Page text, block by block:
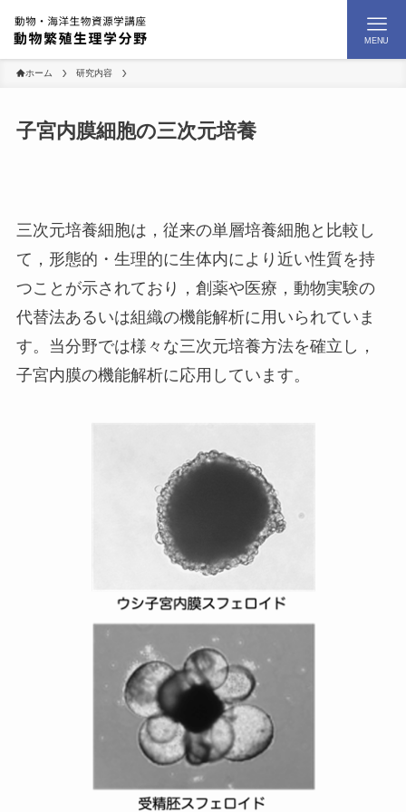
MENU
ホーム 研究内容
子宮内膜細胞の三次元培養
三次元培養細胞は，従来の単層培養細胞と比較し
て，形態的・生理的に生体内により近い性質を持
つことが示されており，創薬や医療，動物実験の
代替法あるいは組織の機能解析に用いられていま
す。当分野では様々な三次元培養方法を確立し，
子宮内膜の機能解析に応用しています。